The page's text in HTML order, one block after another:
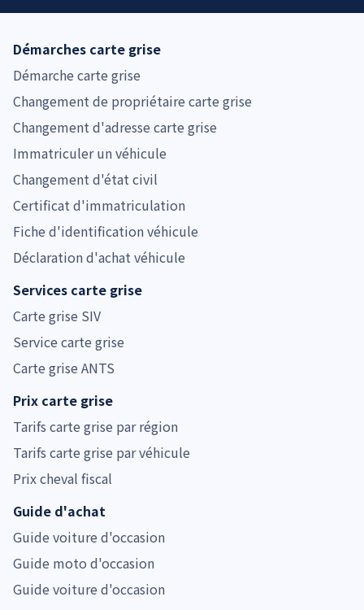
Démarches carte grise
Démarche carte grise
Changement de propriétaire carte grise
Changement d'adresse carte grise
Immatriculer un véhicule
Changement d'état civil
Certificat d'immatriculation
Fiche d'identification véhicule
Déclaration d'achat véhicule
Services carte grise
Carte grise SIV
Service carte grise
Carte grise ANTS
Prix carte grise
Tarifs carte grise par région
Tarifs carte grise par véhicule
Prix cheval fiscal
Guide d'achat
Guide voiture d'occasion
Guide moto d'occasion
Guide voiture d'occasion